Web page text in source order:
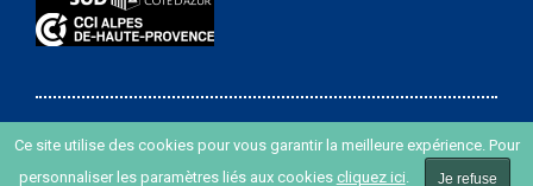
Copyright ©-Agence de développement des Alpes de
Haute Provence-Création de site internet agence Oyopi
Ce site utilise des cookies pour vous garantir la meilleure expérience. Pour
personnaliser les paramètres liés aux cookies cliquez ici. Je refuse